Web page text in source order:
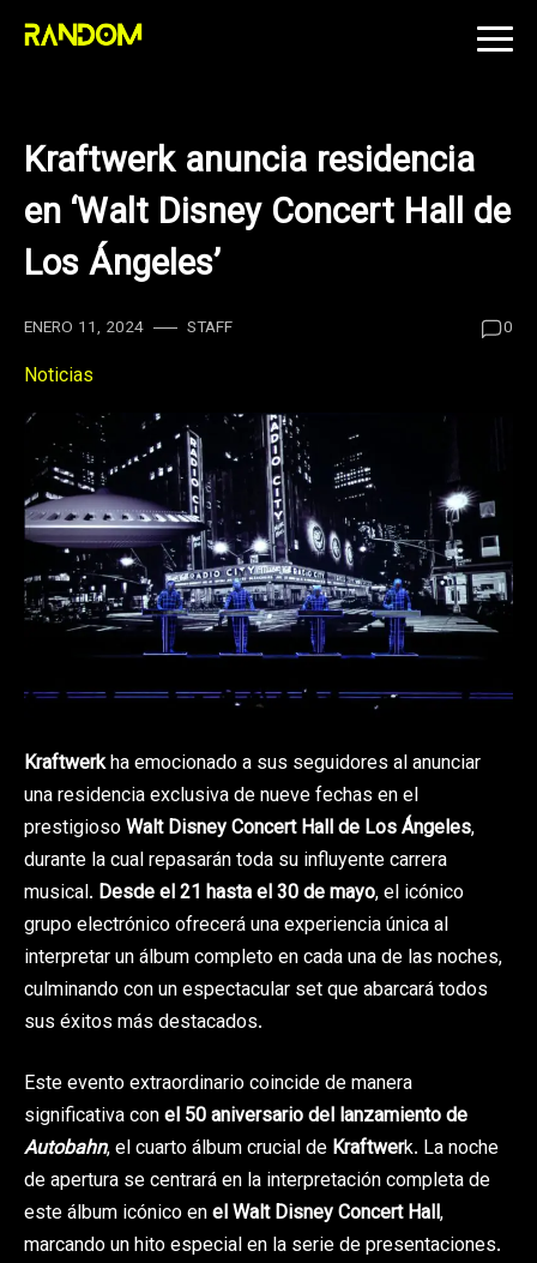
Skip
Kraftwerk anuncia residencia
en ‘Walt Disney Concert Hall de
Los Ángeles’
ENERO 11, 2024 STAFF 0
Noticias
Kraftwerkha emocionado a sus seguidores al anunciar
una residencia exclusiva de nueve fechas en el
prestigiosoWalt Disney Concert Hall de Los Ángeles,
durante la cual repasarán toda su influyente carrera
musical. Desde el 21 hasta el 30 de mayo, el icónico
grupo electrónico ofrecerá una experiencia única al
interpretar un álbum completo en cada una de las noches,
culminando con un espectacular set que abarcará todos
sus éxitos más destacados.
Este evento extraordinario coincide de manera
significativa conel 50 aniversario del lanzamiento de
Autobahn, el cuarto álbum crucial de Kraftwerk. La noche
de apertura se centrará en la interpretación completa de
este álbum icónico enel Walt Disney Concert Hall,
marcando un hito especial en la serie de presentaciones.